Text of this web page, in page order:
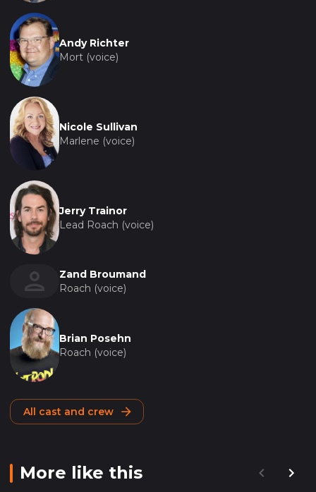
Andy Richter
Mort (voice)
Nicole Sullivan
Marlene (voice)
Jerry Trainor
Lead Roach (voice)
Zand Broumand
Roach (voice)
Brian Posehn
Roach (voice)
All cast and crew
More like this